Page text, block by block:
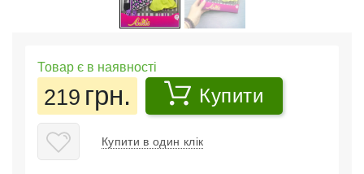
Товар є в наявності
219 грн. Купити
Купити в один клік